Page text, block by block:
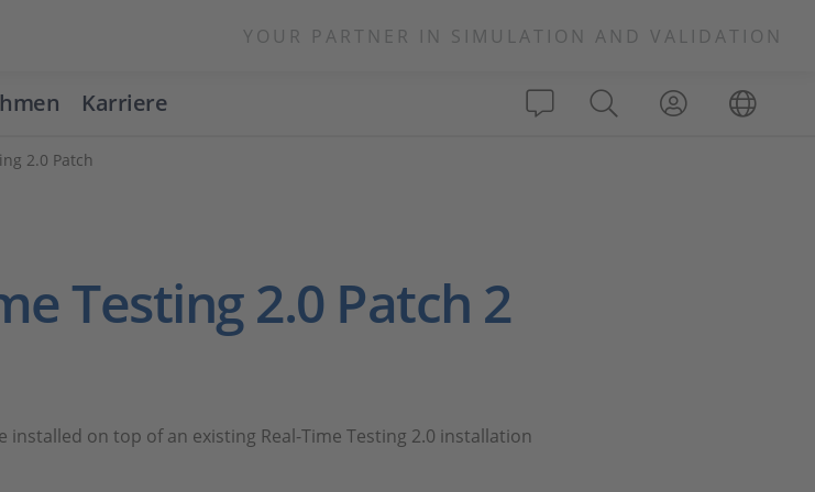
YOUR PARTNER IN SIMULATION AND VALIDATION
Karriere
2.0 Patch
Testing 2.0 Patch 2
installed on top of an existing Real-Time Testing 2.0 installation